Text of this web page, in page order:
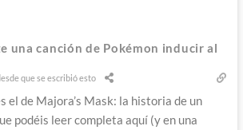
una canción de Pokémon inducir al
que se escribió esto
el de Majora’s Mask: la historia de un
podéis leer completa aquí (y en una